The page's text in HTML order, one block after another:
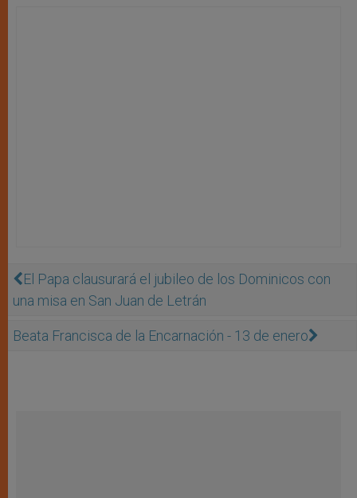
El Papa clausurará el jubileo de los Dominicos con
una misa en San Juan de Letrán
Beata Francisca de la Encarnación - 13 de enero